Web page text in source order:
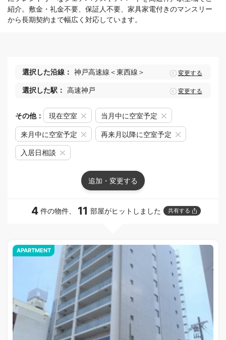
紹介。敷金・礼金不要、保証人不要、家具家電付きのマンスリー
から長期契約まで幅広く対応しています。
選択した沿線： 神戸高速線＜東西線＞ 変更する
選択した駅： 高速神戸 変更する
その他： 現在空室 当月中に空室予定
来月中に空室予定 再来月以降に空室予定
入居日相談
追加・変更する
4 件の物件、 11 部屋がヒットしました 共有する
APARTMENT